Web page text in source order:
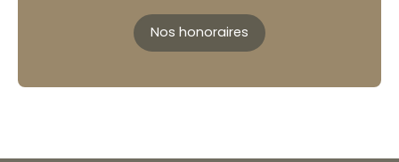
Nos honoraires